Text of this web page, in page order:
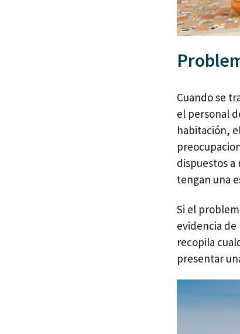
Cuando se
el personal
habitación,
dispuestos
tengan una
Si el
evidencia
recopila
presentar